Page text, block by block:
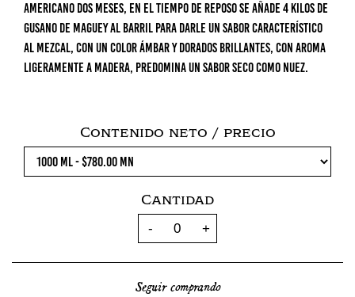
americano dos meses, en el tiempo de reposo se añade 4 kilos de
gusano de maguey al barril para darle un sabor característico
al mezcal, con un color ámbar y dorados brillantes, con aroma
ligeramente a madera, predomina un sabor seco como nuez.
Contenido neto / precio
Cantidad
Seguir comprando